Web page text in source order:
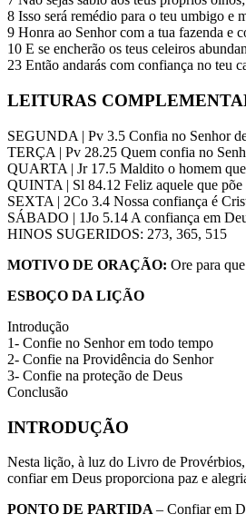
8 Isso será remédio para o teu umbigo e
9 Honra ao Senhor com a tua fazenda e
10 E se encherão os teus celeiros
23 Então andarás com confiança no teu
LEITURAS
SEGUNDA | Pv 3.5 Confia no Senhor
TERÇA | Pv 28.25 Quem confia no
QUARTA | Jr 17.5 Maldito o homem
QUINTA | Sl 84.12 Feliz aquele que põe
SEXTA | 2Co 3.4 Nossa confiança é
SÁBADO | 1Jo 5.14 A confiança em
HINOS SUGERIDOS: 273, 365, 515
MOTIVO DE ORAÇÃO: Ore para
ESBOÇO DA LIÇÃO
Introdução
1- Confie no Senhor em todo tempo
2- Confie na Providência do Senhor
3- Confie na proteção de Deus
Conclusão
INTRODUÇÃO
Nesta lição, à luz do Livro de
confiar em Deus proporciona paz e
PONTO DE PARTIDA – Confiar em